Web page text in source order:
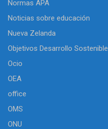
Normas APA
Noticias sobre educación
Nueva Zelanda
Objetivos Desarrollo Sostenible
Ocio
OEA
office
OMS
ONU